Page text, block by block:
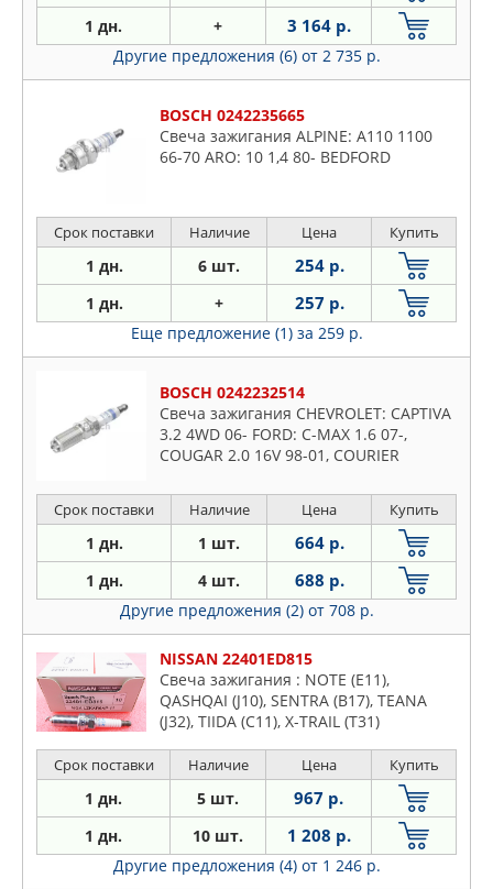
1 дн. + 3 164 р.
Другие предложения (6) от 2 735 р.
BOSCH 0242235665
Свеча зажигания ALPINE: A110 1100
66-70 ARO: 10 1,4 80- BEDFORD
Срок поставки Наличие Цена Купить
1 дн. 6 шт. 254 р.
1 дн. + 257 р.
Еще предложение (1) за 259 р.
BOSCH 0242232514
Свеча зажигания CHEVROLET: CAPTIVA
3.2 4WD 06- FORD: C-MAX 1.6 07-,
COUGAR 2.0 16V 98-01, COURIER
16V 98-00, ESCORT CLASSI
Срок поставки Наличие Цена Купить
1 дн. 1 шт. 664 р.
1 дн. 4 шт. 688 р.
Другие предложения (2) от 708 р.
NISSAN 22401ED815
Свеча зажигания : NOTE (E11),
QASHQAI (J10), SENTRA (B17), TEANA
(J32), TIIDA (C11), X-TRAIL (T31)
Срок поставки Наличие Цена Купить
1 дн. 5 шт. 967 р.
1 дн. 10 шт. 1 208 р.
Другие предложения (4) от 1 246 р.